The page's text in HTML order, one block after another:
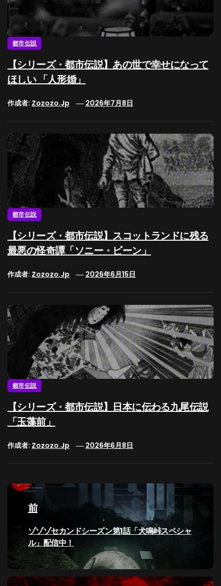
都市伝説
【シリーズ・都市伝説】あの世で幸せになって
ほしい 「人形婚」
作成者: Zozozo.jp 2026年7月8日
都市伝説
【シリーズ・都市伝説】スコットランドに残る
最悪の怪奇譚「ソニー・ビーン」
作成者: Zozozo.jp 2026年6月15日
都市伝説
【シリーズ・都市伝説】日本に伝わる九尾伝説
「玉藻前」
作成者: Zozozo.jp 2026年6月8日
投
ナ
ビ
ゲ
前
過
去
の
投
稿:
ゾゾゾセカンドシーズン第1話「犬鳴峠スペシャ
ル」配信中！